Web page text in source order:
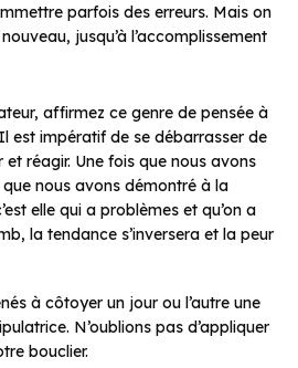
parfois des erreurs. Mais on
jusqu’à l’accomplissement
affirmez ce genre de pensée à
est impératif de se débarrasser de
réagir. Une fois que nous avons
nous avons démontré à la
elle qui a problèmes et qu’on a
la tendance s’inversera et la peur
à côtoyer un jour ou l’autre une
N’oublions pas d’appliquer
bouclier.